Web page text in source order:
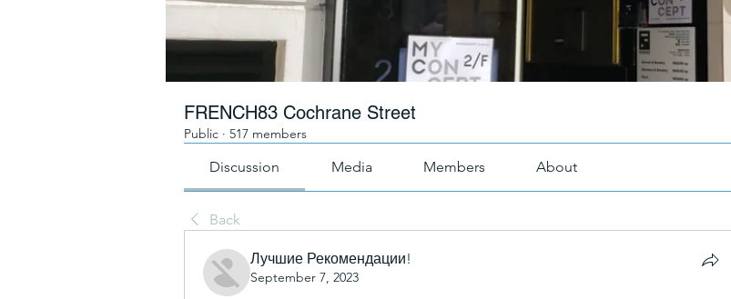
FRENCH83 Cochrane Street
Public · 517 members
Discussion Media Members About
Back
Лучшие Рекомендации!
September 7, 2023